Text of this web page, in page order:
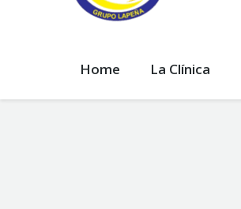
Home La Clínica